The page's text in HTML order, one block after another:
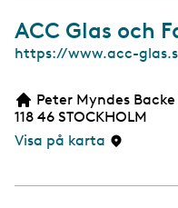
ACC Glas och
W
b
s
i
https://www.acc-
Peter Myndes Backe
118 46 STOCKHOLM
Visa på karta